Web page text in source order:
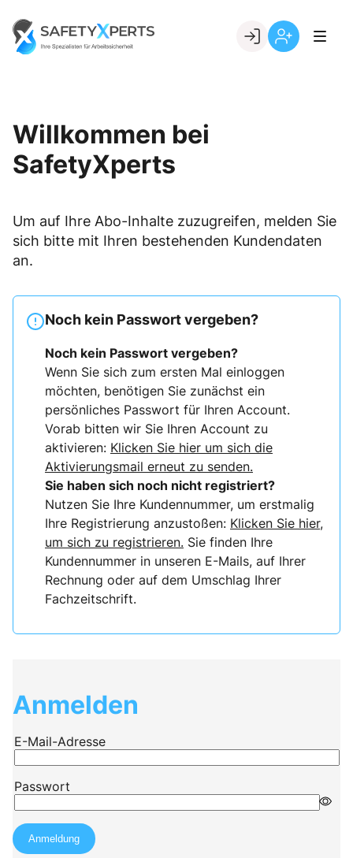
content
Go to landing page.
Willkommen bei
SafetyXperts
Um auf Ihre Abo-Inhalte zuzugreifen, melden Sie
sich bitte mit Ihren bestehenden Kundendaten
an.
Noch kein Passwort vergeben?
Noch kein Passwort vergeben?
Wenn Sie sich zum ersten Mal einloggen
möchten, benötigen Sie zunächst ein
persönliches Passwort für Ihren Account.
Vorab bitten wir Sie Ihren Account zu
aktivieren: Klicken Sie hier um sich die
Aktivierungsmail erneut zu senden.
Sie haben sich noch nicht registriert?
Nutzen Sie Ihre Kundennummer, um erstmalig
Ihre Registrierung anzustoßen: Klicken Sie hier,
um sich zu registrieren. Sie finden Ihre
Kundennummer in unseren E-Mails, auf Ihrer
Rechnung oder auf dem Umschlag Ihrer
Fachzeitschrift.
Anmelden